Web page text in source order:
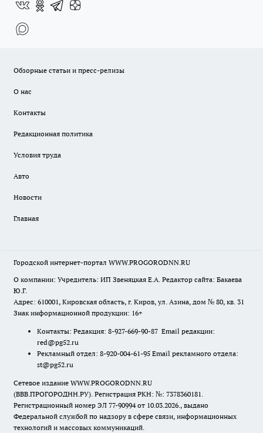
Обзорные статьи и пресс-релизы
О нас
Контакты
Редакционная политика
Условия труда
Авто
Новости
Главная
Городской интернет-портал WWW.PROGORODNN.RU
О компании: Учредитель: ИП Звеняцкая Е.А. Редактор сайта: Бакаева
Ю.Г.
Адрес: 610001, Кировская область, г. Киров, ул. Азина, дом № 80, кв. 31
Знак информационной продукции: 16+
Контакты: Редакция: 8-927-669-90-87 Email редакции:
red@pg52.ru
Рекламный отдел: 8-920-004-61-95 Email рекламного отдела:
st@pg52.ru
Сетевое издание WWW.PROGORODNN.RU
(ВВВ.ПРОГОРОДНН.РУ). Регистрация РКН: №: 7378360181.
Регистрационный номер ЭЛ 77-90994 от 10.03.2026., выдано
Федеральной службой по надзору в сфере связи, информационных
технологий и массовых коммуникаций.